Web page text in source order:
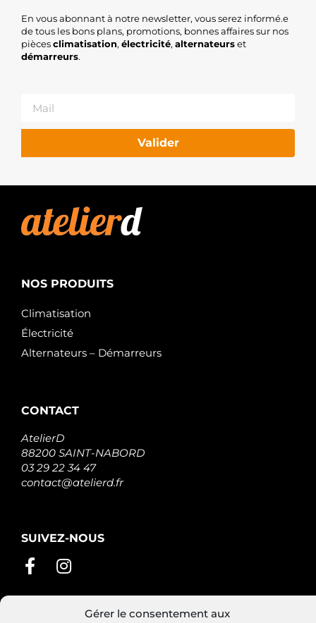
Gérer le consentement aux
En vous abonnant à notre newsletter, vous serez informé.e
de tous les bons plans, promotions, bonnes affaires sur nos
piècesclimatisation, électricité, alternateurset
démarreurs.
Valider
NOS PRODUITS
Climatisation
Électricité
Alternateurs – Démarreurs
CONTACT
AtelierD
88200 SAINT-NABORD
03 29 22 34 47
contact@atelierd.fr
SUIVEZ-NOUS